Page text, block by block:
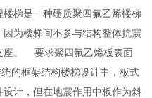
梯是一种硬质聚四氟乙烯楼梯
为楼梯间不参与结构整体抗震
座。 要求聚四氟乙烯板表面
的框架结构楼梯设计中，板式
计，但在地震作用中板作为斜